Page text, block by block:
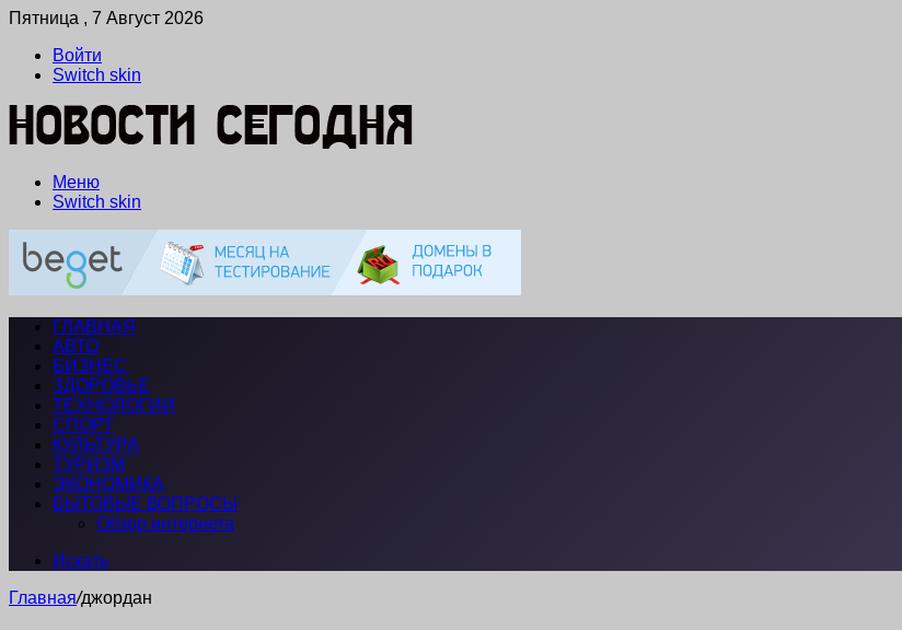
Пятница , 7 Август 2026
Войти
Switch skin
Меню
Switch skin
ГЛАВНАЯ
АВТО
БИЗНЕС
ЗДОРОВЬЕ
ТЕХНОЛОГИИ
СПОРТ
КУЛЬТУРА
ТУРИЗМ
ЭКОНОМИКА
БЫТОВЫЕ ВОПРОСЫ
Обзор интернета
Искать
Главная/джордан